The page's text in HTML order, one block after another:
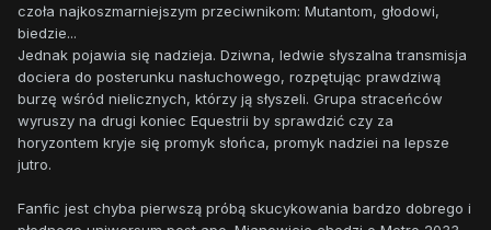
czoła najkoszmarniejszym przeciwnikom: Mutantom, głodowi,
biedzie...
Jednak pojawia się nadzieja. Dziwna, ledwie słyszalna transmisja
dociera do posterunku nasłuchowego, rozpętując prawdziwą
burzę wśród nielicznych, którzy ją słyszeli. Grupa straceńców
wyruszy na drugi koniec Equestrii by sprawdzić czy za
horyzontem kryje się promyk słońca, promyk nadziei na lepsze
jutro.
Fanfic jest chyba pierwszą próbą skucykowania bardzo dobrego i